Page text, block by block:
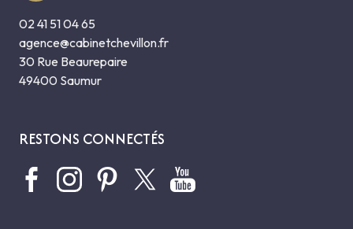
02 41 51 04 65
agence@cabinetchevillon.fr
30 Rue Beaurepaire
49400 Saumur
RESTONS CONNECTÉS